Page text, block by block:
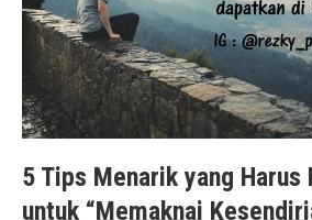
5 Tips Menarik yang Harus
untuk “Memaknai